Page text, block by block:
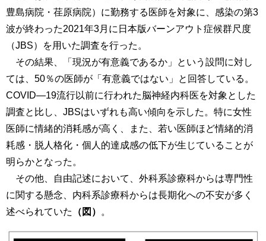
豊島病院・荏原病院）に勤務する医師を対象に、感染の第3
波が終わった2021年3月に日本版バーンアウト症候群尺度
（JBS）を用いた調査を行った。
その結果、「現況が有意義であるか」という設問に対し
ては、50％の医師が「有意義ではない」と回答している。
COVID―19流行以前に行われた脳神経内科医を対象とした
調査と比し、JBSはいずれも高い傾向を示した。特に女性
医師に情緒的消耗感が高く、また、若い医師ほど情緒的消
耗感・脱人格化・個人的達成感の低下が生じていることが
明らかとなった。
その他、自由記述において、外科系診療科からは専門性
に関する懸念、内科系診療科からは長期化への不安が多く
述べられていた
（図） 。